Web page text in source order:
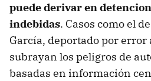
puede derivar en
indebidas. Casos como el
García, deportado por
subrayan los peligros de
basadas en información